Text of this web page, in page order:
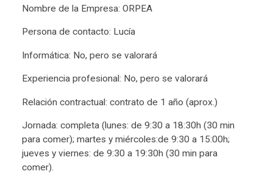
Nombre de la Empresa: ORPEA
Persona de contacto: Lucía
Informática: No, pero se valorará
Experiencia profesional: No, pero se valorará
Relación contractual: contrato de 1 año (aprox.)
Jornada: completa (lunes: de 9:30 a 18:30h (30 min
para comer); martes y miércoles:de 9:30 a 15:00h;
jueves y viernes: de 9:30 a 19:30h (30 min para
comer).